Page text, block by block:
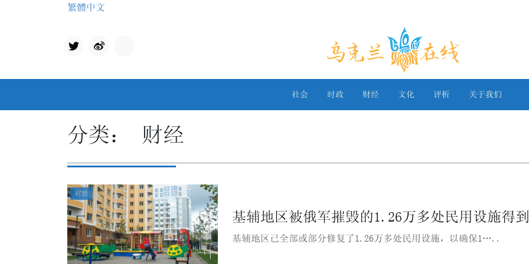
繁體中文
Twit
乌克兰在线
社会 时政 财经 文化 评析 关于我们
分类： 财经
财经
基辅地区被俄军摧毁的1.26万多处民用设施得
基辅地区已全部或部分修复了1.26万多处民用设施，以确保1…..